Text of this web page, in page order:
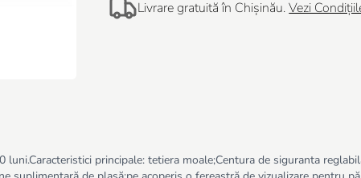
Livrare gratuită în Chișinău.Vezi
principale: tetiera moale;Centura de siguranta